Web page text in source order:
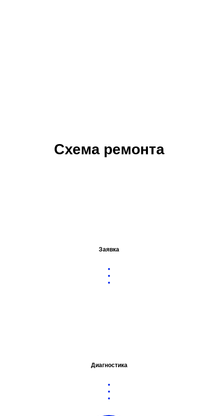
Схема ремонта
Заявка
Диагностика